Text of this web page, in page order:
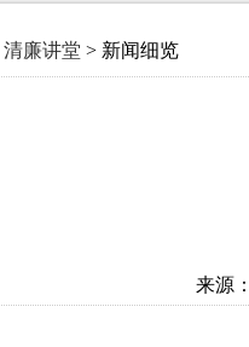
清廉讲堂 > 新闻细览
来源